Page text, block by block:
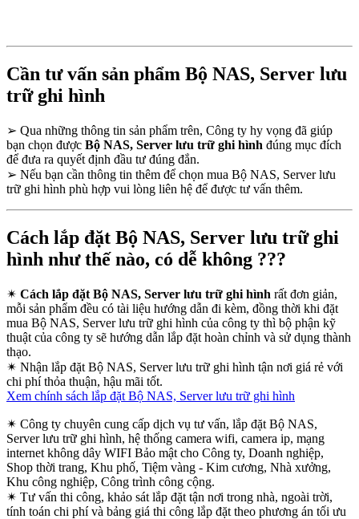
Cần tư vấn sản phẩm Bộ NAS, Server lưu
trữ ghi hình
➢ Qua những thông tin sản phẩm trên, Công ty hy vọng đã giúp
bạn chọn được Bộ NAS, Server lưu trữ ghi hình đúng mục đích
để đưa ra quyết định đầu tư đúng đắn.
➢ Nếu bạn cần thông tin thêm để chọn mua Bộ NAS, Server lưu
trữ ghi hình phù hợp vui lòng liên hệ để được tư vấn thêm.
Cách lắp đặt Bộ NAS, Server lưu trữ ghi
hình như thế nào, có dễ không ???
✴ Cách lắp đặt Bộ NAS, Server lưu trữ ghi hình rất đơn giản,
mỗi sản phẩm đều có tài liệu hướng dẫn đi kèm, đồng thời khi đặt
mua Bộ NAS, Server lưu trữ ghi hình của công ty thì bộ phận kỹ
thuật của công ty sẽ hướng dẫn lắp đặt hoàn chỉnh và sử dụng thành
thạo.
✴ Nhận lắp đặt Bộ NAS, Server lưu trữ ghi hình tận nơi giá rẻ với
chi phí thỏa thuận, hậu mãi tốt.
Xem chính sách lắp đặt Bộ NAS, Server lưu trữ ghi hình
✴ Công ty chuyên cung cấp dịch vụ tư vấn, lắp đặt Bộ NAS,
Server lưu trữ ghi hình, hệ thống camera wifi, camera ip, mạng
internet không dây WIFI Bảo mật cho Công ty, Doanh nghiệp,
Shop thời trang, Khu phố, Tiệm vàng - Kim cương, Nhà xưởng,
Khu công nghiệp, Công trình công cộng.
✴ Tư vấn thi công, khảo sát lắp đặt tận nơi trong nhà, ngoài trời,
tính toán chi phí và bảng giá thi công lắp đặt theo phương án tối ưu